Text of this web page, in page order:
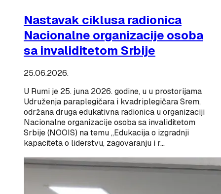
Nastavak ciklusa radionica
Nacionalne organizacije osoba
sa invaliditetom Srbije
25.06.2026.
U Rumi je 25. juna 2026. godine, u u prostorijama
Udruženja paraplegičara i kvadriplegičara Srem,
održana druga edukativna radionica u organizaciji
Nacionalne organizacije osoba sa invaliditetom
Srbije (NOOIS) na temu „Edukacija o izgradnji
kapaciteta o liderstvu, zagovaranju i r…